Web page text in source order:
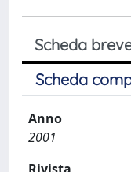
Scheda
Scheda
Anno
2001